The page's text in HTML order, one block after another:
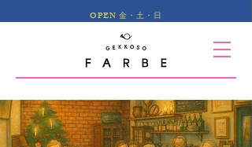
OPEN 金・土・日